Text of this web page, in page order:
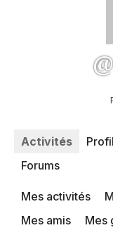
Activités Profil
Forums
Mes activités
Mes amis
Mes